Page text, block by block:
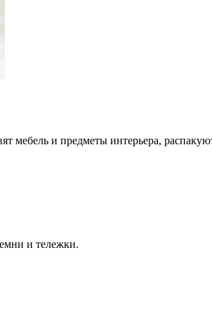
мебель и предметы интерьера,
и тележки.